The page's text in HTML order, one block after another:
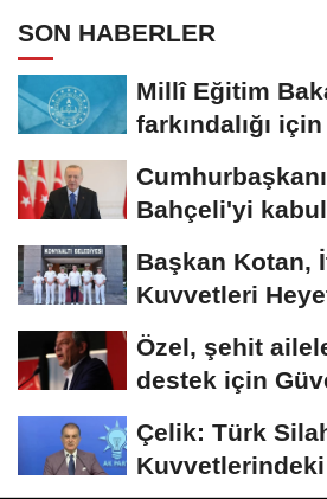
SON HABERLER
Millî Eğitim
farkındalığı
Bahçeli'yi
Başkan Kotan,
Kuvvetleri
Özel, şehit
destek için
Çelik: Türk